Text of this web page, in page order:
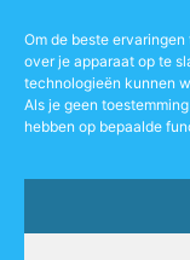
Om de beste
over je apparaat op te
technologieën kunnen
Als je geen
hebben op bepaalde